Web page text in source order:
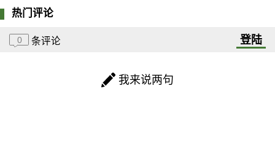
热门评论
0 条评论 登陆
我来说两句